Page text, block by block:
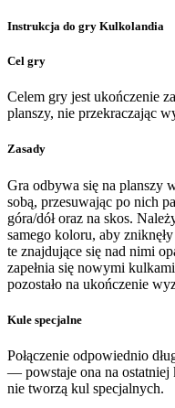
Instrukcja do gry Kulkolandia
Cel gry
Celem gry jest ukończenie
planszy, nie przekraczając
Zasady
Gra odbywa się na planszy
sobą, przesuwając po nich
góra/dół oraz na skos.
samego koloru, aby
te znajdujące się nad nimi
zapełnia się nowymi
pozostało na ukończenie
Kule specjalne
Połączenie odpowiednio
— powstaje ona na ostatniej
nie tworzą kul specjalnych.